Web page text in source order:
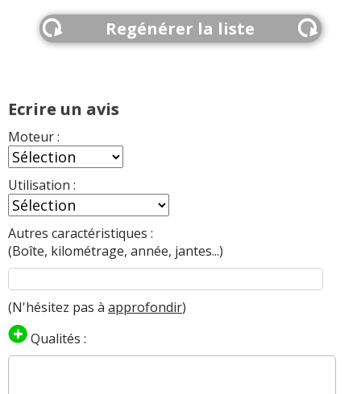
Regénérer la liste
Ecrire un avis
Moteur :
Utilisation :
Autres caractéristiques :
(Boîte, kilométrage, année, jantes...)
(N'hésitez pas à approfondir)
Qualités :